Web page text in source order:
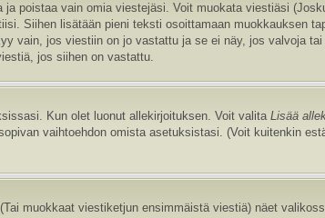
poistaa vain omia viestejäsi. Voit muokata viestiäsi
Siihen lisätään pieni teksti osoittamaan muokkauksen
vain, jos viestiin on jo vastattu ja se ei näy, jos valvoja
jos siihen on vastattu.
Kun olet luonut allekirjoituksen. Voit valitaLisää
vaihtoehdon omista asetuksistasi. (Voit kuitenkin
muokkaat viestiketjun ensimmäistä viestiä) näet